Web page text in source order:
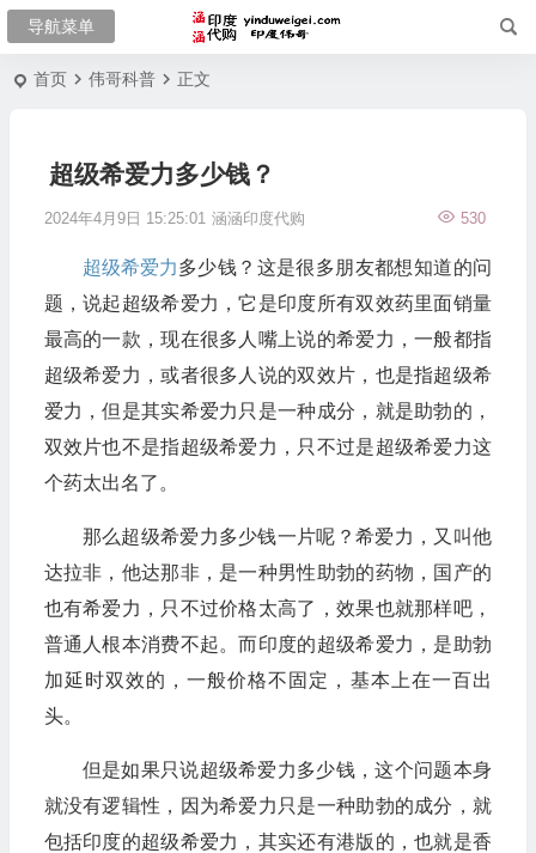
首页 伟哥科普 正文
超级希爱力多少钱？
2024年4月9日 15:25:01 涵涵印度代购 530
超级希爱力多少钱？这是很多朋友都想知道的问
题，说起超级希爱力，它是印度所有双效药里面销量
最高的一款，现在很多人嘴上说的希爱力，一般都指
超级希爱力，或者很多人说的双效片，也是指超级希
爱力，但是其实希爱力只是一种成分，就是助勃的，
双效片也不是指超级希爱力，只不过是超级希爱力这
个药太出名了。
那么超级希爱力多少钱一片呢？希爱力，又叫他
达拉非，他达那非，是一种男性助勃的药物，国产的
也有希爱力，只不过价格太高了，效果也就那样吧，
普通人根本消费不起。而印度的超级希爱力，是助勃
加延时双效的，一般价格不固定，基本上在一百出
头。
但是如果只说超级希爱力多少钱，这个问题本身
就没有逻辑性，因为希爱力只是一种助勃的成分，就
包括印度的超级希爱力，其实还有港版的，也就是香